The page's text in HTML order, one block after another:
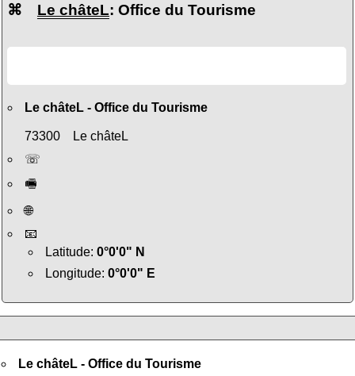
⌘ Le châteL: Office du Tourisme
Le châteL - Office du Tourisme
73300 Le châteL
☏
🖷
🌐
📧
Latitude: 0°0'0" N
Longitude: 0°0'0" E
Le châteL - Office du Tourisme